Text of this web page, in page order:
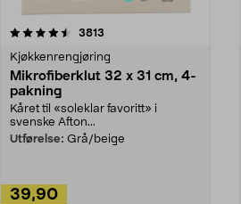
3813
Kjøkkenrengjøring
Mikrofiberklut 32 x 31 cm, 4-
pakning
Kåret til «soleklar favoritt» i
svenske Afton...
Utførelse: Grå/beige
39,90
4.5av 5 stjerner